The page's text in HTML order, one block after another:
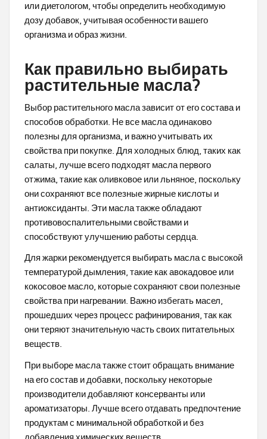
или диетологом, чтобы определить необходимую
дозу добавок, учитывая особенности вашего
организма и образ жизни.
Как правильно выбирать
растительные масла?
Выбор растительного масла зависит от его состава и
способов обработки. Не все масла одинаково
полезны для организма, и важно учитывать их
свойства при покупке. Для холодных блюд, таких как
салаты, лучше всего подходят масла первого
отжима, такие как оливковое или льняное, поскольку
они сохраняют все полезные жирные кислоты и
антиоксиданты. Эти масла также обладают
противовоспалительными свойствами и
способствуют улучшению работы сердца.
Для жарки рекомендуется выбирать масла с высокой
температурой дымления, такие как авокадовое или
кокосовое масло, которые сохраняют свои полезные
свойства при нагревании. Важно избегать масел,
прошедших через процесс рафинирования, так как
они теряют значительную часть своих питательных
веществ.
При выборе масла также стоит обращать внимание
на его состав и добавки, поскольку некоторые
производители добавляют консерванты или
ароматизаторы. Лучше всего отдавать предпочтение
продуктам с минимальной обработкой и без